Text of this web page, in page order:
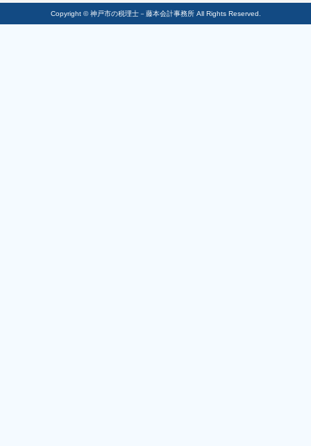
Copyright © 神戸市の税理士－藤本会計事務所 All Rights Reserved.